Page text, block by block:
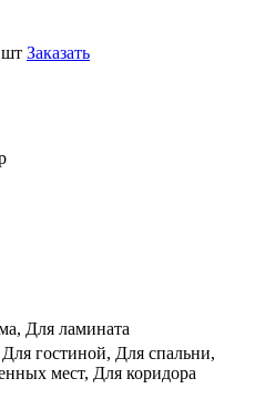
шт Заказать
Для ламината
гостиной, Для спальни,
мест, Для коридора